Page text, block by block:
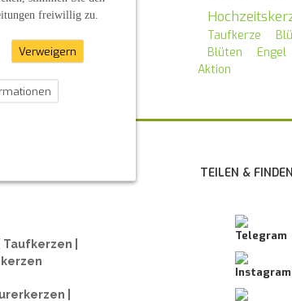
Taufkerze
Blüten
Engel
Aktion
|
|
TEILEN & FINDEN
freiwillig zu.
Verweigern